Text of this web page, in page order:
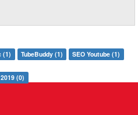
(1) TubeBuddy (1)
SEO Youtube (1)
(0)